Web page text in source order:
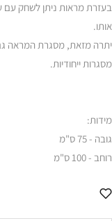
בעזרת מראות ניתן לשחק עם
אותו.
יתרה מזאת, מסגרת המראה גם
מסגרות ייחודיות.
מידות:
גובה - 75 ס"מ
רוחב - 100 ס"מ